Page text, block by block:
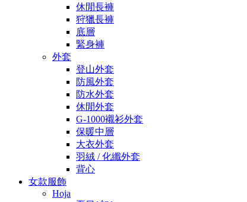
休閒長褲
狩獵長褲
底層
緊身褲
外套
登山外套
防風外套
防水外套
休閒外套
G-1000襯衫外套
保暖中層
大衣外套
羽絨 / 化纖外套
背心
女款服飾
Hoja